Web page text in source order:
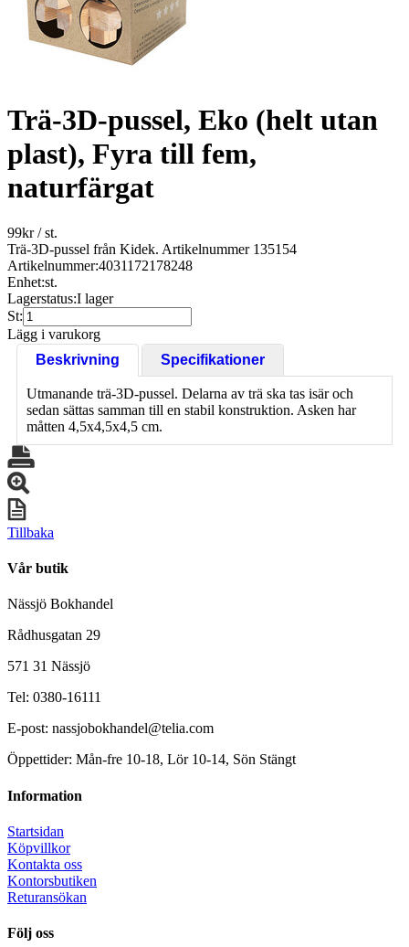
Trä-3D-pussel, Eko (helt utan
plast), Fyra till fem,
naturfärgat
99kr/ st.
Trä-3D-pussel från Kidek. Artikelnummer 135154
Artikelnummer:4031172178248
Enhet:st.
Lagerstatus:I lager
St:
Lägg i varukorg
Beskrivning
Specifikationer
Utmanande trä-3D-pussel. Delarna av trä ska tas isär och
sedan sättas samman till en stabil konstruktion. Asken har
måtten 4,5x4,5x4,5 cm.
Tillbaka
Vår butik
Nässjö Bokhandel
Rådhusgatan 29
571 31 Nässjö
Tel: 0380-16111
E-post: nassjobokhandel@telia.com
Öppettider: Mån-fre 10-18, Lör 10-14, Sön Stängt
Information
Startsidan
Köpvillkor
Kontakta oss
Kontorsbutiken
Returansökan
Följ oss